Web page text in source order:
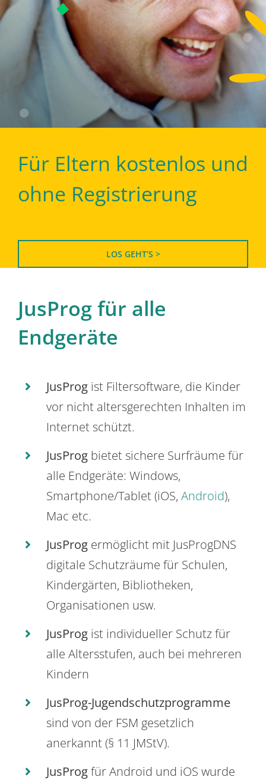
Für Eltern kostenlos und
ohne Registrierung
LOS GEHT’S >
JusProg für alle
Endgeräte
JusProg ist Filtersoftware, die Kinder
vor nicht altersgerechten Inhalten im
Internet schützt.
JusProg bietet sichere Surfräume für
alle Endgeräte: Windows,
Smartphone/Tablet (iOS, Android),
Mac etc.
JusProg ermöglicht mit JusProgDNS
digitale Schutzräume für Schulen,
Kindergärten, Bibliotheken,
Organisationen usw.
JusProg ist individueller Schutz für
alle Altersstufen, auch bei mehreren
Kindern
JusProg-Jugendschutzprogramme
sind von der FSM gesetzlich
anerkannt (§ 11 JMStV).
JusProgfür Android und iOS wurde